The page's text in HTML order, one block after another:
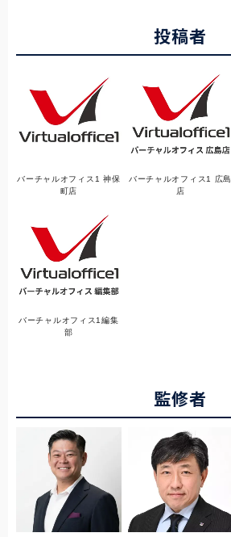
投稿者
バーチャルオフィス1 神保
町店
バーチャルオフィス1 広島
店
バーチャルオフィス1編集
部
監修者